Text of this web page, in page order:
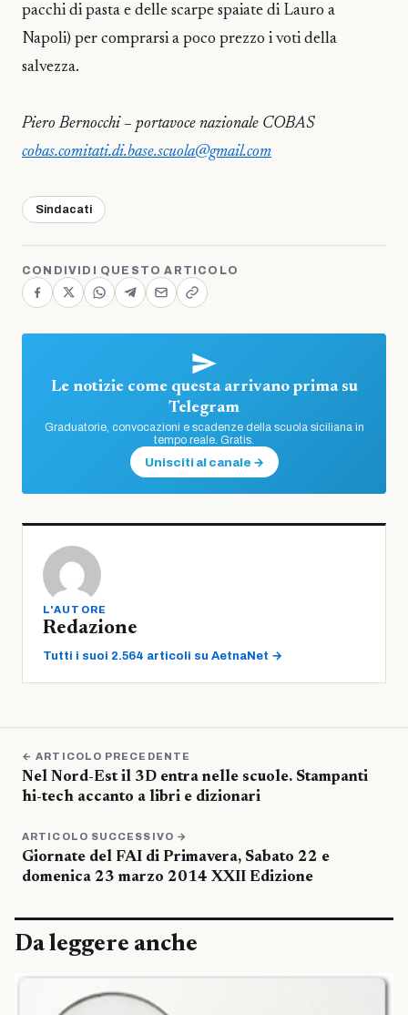
pacchi di pasta e delle scarpe spaiate di Lauro a
Napoli) per comprarsi a poco prezzo i voti della
salvezza.
Piero Bernocchi – portavoce nazionale COBAS
cobas.comitati.di.base.scuola@gmail.com
Sindacati
CONDIVIDI QUESTO ARTICOLO
Le notizie come questa arrivano prima su
Telegram
Graduatorie, convocazioni e scadenze della scuola siciliana in
tempo reale. Gratis.
Unisciti al canale →
L'AUTORE
Redazione
Tutti i suoi 2.564 articoli su AetnaNet →
← ARTICOLO PRECEDENTE
Nel Nord-Est il 3D entra nelle scuole. Stampanti
hi-tech accanto a libri e dizionari
ARTICOLO SUCCESSIVO →
Giornate del FAI di Primavera, Sabato 22 e
domenica 23 marzo 2014 XXII Edizione
Da leggere anche